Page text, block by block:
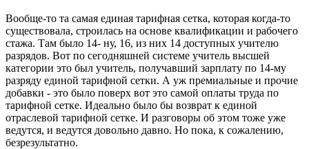
Вообще-то та самая единая тарифная сетка, которая когда-то
существовала, строилась на основе квалификации и рабочего
стажа. Там было 14- ну, 16, из них 14 доступных учителю
разрядов. Вот по сегодняшней системе учитель высшей
категории это был учитель, получавший зарплату по 14-му
разряду единой тарифной сетки. А уж премиальные и прочие
добавки - это было поверх вот это самой оплаты труда по
тарифной сетке. Идеально было бы возврат к единой
отраслевой тарифной сетке. И разговоры об этом тоже уже
ведутся, и ведутся довольно давно. Но пока, к сожалению,
безрезультатно.